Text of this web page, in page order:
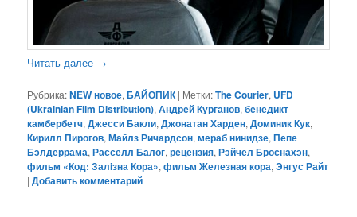
Читать далее →
Рубрика:NEW новое,БАЙОПИК | Метки:The Courier, UFD
(Ukrainian Film Distribution),Андрей Курганов,бенедикт
камбербетч,Джесси Бакли,Джонатан Харден,Доминик Кук,
Кирилл Пирогов,Майлз Ричардсон,мераб нинидзе,Пепе
Бэлдеррама,Расселл Балог,рецензия,Рэйчел Броснахэн,
фильм «Код: Залiзна Кора»,фильм Железная кора,Энгус Райт
|Добавить комментарий